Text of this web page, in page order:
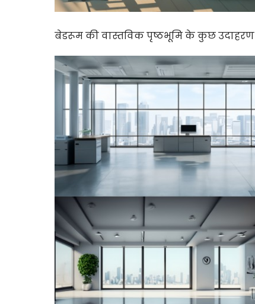
बेडरूम की वास्तविक पृष्ठभूमि के कुछ उदाहरण